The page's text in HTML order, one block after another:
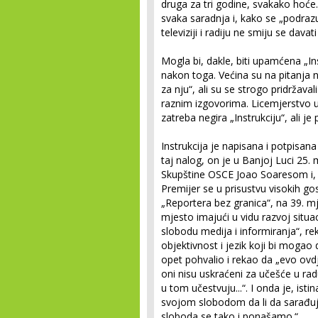
druga za tri godine, svakako
svaka saradnja i, kako se
televiziji i radiju ne smiju se
Mogla bi, dakle, biti upamćena
nakon toga. Većina su na pitanja
za nju“, ali su se strogo
raznim izgovorima. Licemjerstvo
zatreba negira „Instrukciju“, ali
Instrukcija je napisana i
taj nalog, on je u Banjoj Luci 25.
Skupštine OSCE Joao
Premijer se u prisustvu visokih
„Reportera bez granica“, na 39.
mjesto imajući u vidu razvoj
slobodu medija i informiranja“,
objektivnost i jezik koji bi mogao
opet pohvalio i rekao da „evo
oni nisu uskraćeni za učešće u
u tom učestvuju...“. I onda je,
svojom slobodom da li da